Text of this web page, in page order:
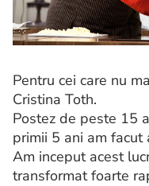
Pentru cei care nu
Cristina Toth.
Postez de peste 15
primii 5 ani am facut
Am inceput acest
transformat foarte